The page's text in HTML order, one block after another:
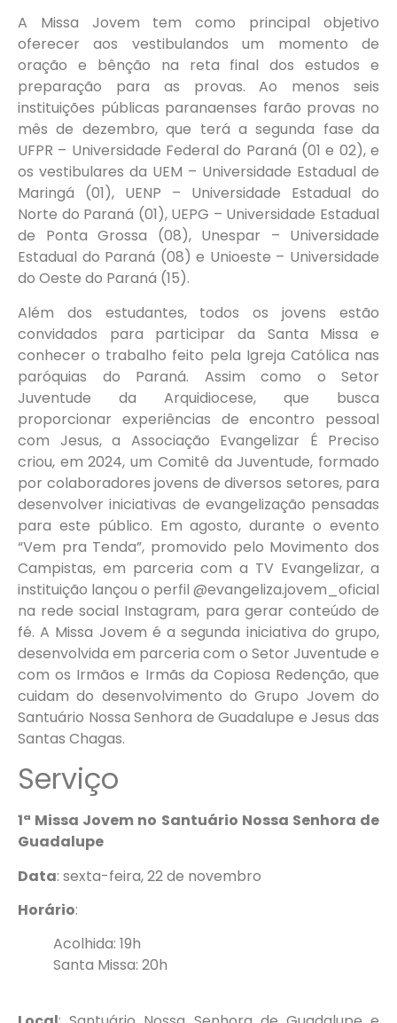
A Missa Jovem tem como principal objetivo
oferecer aos vestibulandos um momento de
oração e bênção na reta final dos estudos e
preparação para as provas. Ao menos seis
instituições públicas paranaenses farão provas no
mês de dezembro, que terá a segunda fase da
UFPR – Universidade Federal do Paraná (01 e 02), e
os vestibulares da UEM – Universidade Estadual de
Maringá (01), UENP – Universidade Estadual do
Norte do Paraná (01), UEPG – Universidade Estadual
de Ponta Grossa (08), Unespar – Universidade
Estadual do Paraná (08) e Unioeste – Universidade
do Oeste do Paraná (15).
Além dos estudantes, todos os jovens estão
convidados para participar da Santa Missa e
conhecer o trabalho feito pela Igreja Católica nas
paróquias do Paraná. Assim como o Setor
Juventude da Arquidiocese, que busca
proporcionar experiências de encontro pessoal
com Jesus, a Associação Evangelizar É Preciso
criou, em 2024, um Comitê da Juventude, formado
por colaboradores jovens de diversos setores, para
desenvolver iniciativas de evangelização pensadas
para este público. Em agosto, durante o evento
“Vem pra Tenda”, promovido pelo Movimento dos
Campistas, em parceria com a TV Evangelizar, a
instituição lançou o perfil @evangeliza.jovem_oficial
na rede social Instagram, para gerar conteúdo de
fé. A Missa Jovem é a segunda iniciativa do grupo,
desenvolvida em parceria com o Setor Juventude e
com os Irmãos e Irmãs da Copiosa Redenção, que
cuidam do desenvolvimento do Grupo Jovem do
Santuário Nossa Senhora de Guadalupe e Jesus das
Santas Chagas.
Serviço
1ª Missa Jovem no Santuário Nossa Senhora de
Guadalupe
Data: sexta-feira, 22 de novembro
Horário:
Acolhida: 19h
Santa Missa: 20h